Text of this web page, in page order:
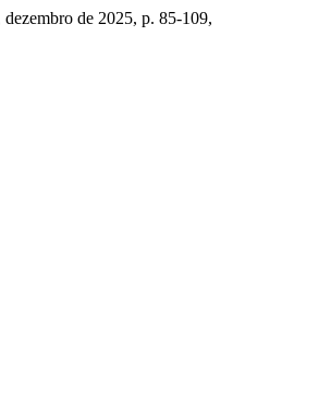
dezembro de 2025, p. 85-109,